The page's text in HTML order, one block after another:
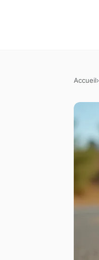
Accueil›